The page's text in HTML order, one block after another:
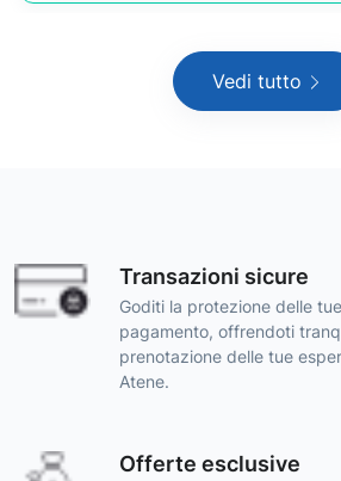
Vedi tutto
Transazioni sicure
Goditi la protezione delle
pagamento, offrendoti
prenotazione delle tue
Atene.
Offerte esclusive